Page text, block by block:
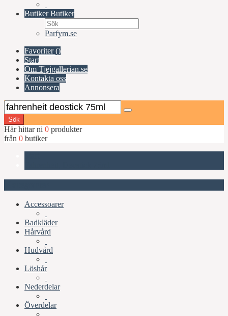
ButikerButiker
Parfym.se
Favoriter ()
Start
Om Tjejgallerian.se
Kontakta oss
Annonsera
Sök
Här hittar ni 0 produkter
från 0 butiker
Accessoarer
Badkläder
Hårvård
Hudvård
Löshår
Nederdelar
Överdelar